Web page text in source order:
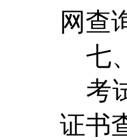
网查
七、
考
证书